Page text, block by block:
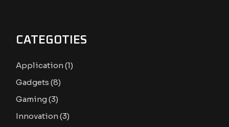
CATEGOTIES
Application(1)
Gadgets (8)
Gaming(3)
Innovation(3)